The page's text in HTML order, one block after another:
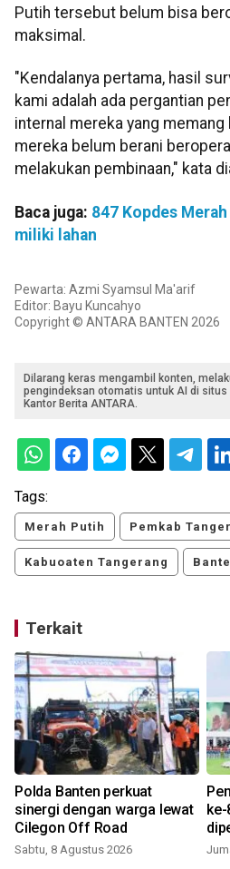
Putih tersebut belum bisa
maksimal.
"Kendalanya pertama, hasil
kami adalah ada pergantian
internal mereka yang memang
mereka belum berani
melakukan pembinaan," kata
Baca juga: 847 Kopdes
miliki lahan
Pewarta: Azmi Syamsul Ma'arif
Editor: Bayu Kuncahyo
Copyright © ANTARA BANTEN 2026
Dilarang keras mengambil konten,
pengindeksan otomatis untuk AI di
Kantor Berita ANTARA.
Tags:
Merah Putih Pemkab
Kabuoaten Tangerang
Terkait
Polda Banten perkuat
sinergi dengan warga lewat
Cilegon Off Road
Sabtu, 8 Agustus 2026
ke-